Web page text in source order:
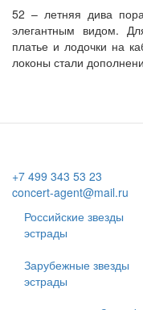
52 – летняя дива
элегантным видом.
платье и лодочки на
локоны стали
+7 499 343 53 23
concert-agent@mail.ru
Российские звезды
эстрады
Зарубежные звезды
эстрады